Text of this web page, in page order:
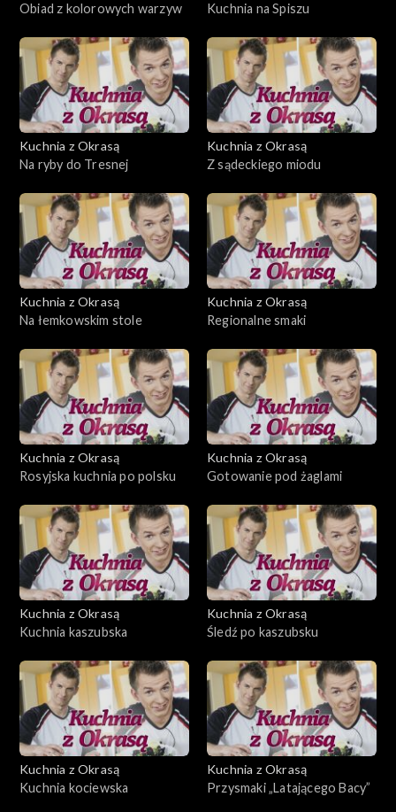
Obiad z kolorowych warzyw
Kuchnia na Spiszu
Kuchnia z Okrasą
Na ryby do Tresnej
Kuchnia z Okrasą
Z sądeckiego miodu
Kuchnia z Okrasą
Na łemkowskim stole
Kuchnia z Okrasą
Regionalne smaki
Kuchnia z Okrasą
Rosyjska kuchnia po polsku
Kuchnia z Okrasą
Gotowanie pod żaglami
Kuchnia z Okrasą
Kuchnia kaszubska
Kuchnia z Okrasą
Śledź po kaszubsku
Kuchnia z Okrasą
Kuchnia kociewska
Kuchnia z Okrasą
Przysmaki „Latającego Bacy”